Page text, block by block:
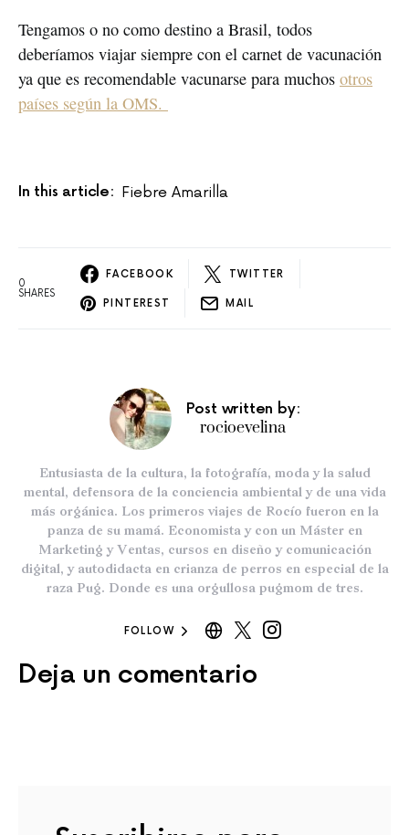
Tengamos o no como destino a Brasil, todos
deberíamos viajar siempre con el carnet de vacunación
ya que es recomendable vacunarse para muchos otros
países según la OMS.
In this article: Fiebre Amarilla
0
SHARES
FACEBOOK TWITTER
PINTEREST MAIL
Post written by:
rocioevelina
Entusiasta de la cultura, la fotografía, moda y la salud
mental, defensora de la conciencia ambiental y de una vida
más orgánica. Los primeros viajes de Rocío fueron en la
panza de su mamá. Economista y con un Máster en
Marketing y Ventas, cursos en diseño y comunicación
digital, y autodidacta en crianza de perros en especial de la
raza Pug. Donde es una orgullosa pugmom de tres.
FOLLOW
Deja un comentario